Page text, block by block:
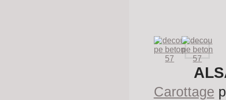
Carottage